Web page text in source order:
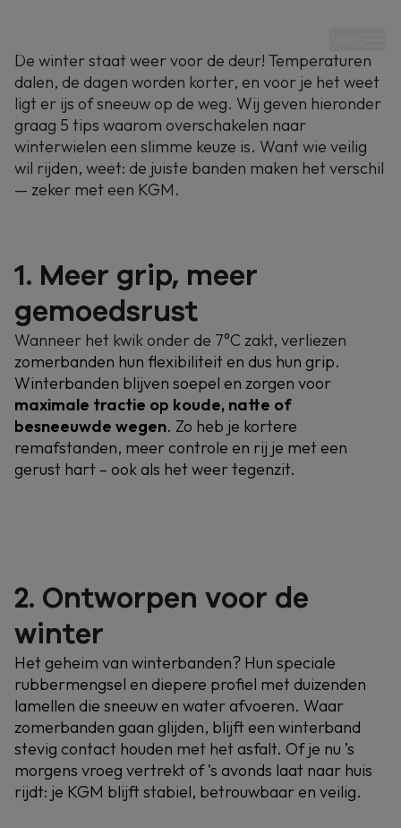
9-10-2025
Veilig de winter door
met KGM
Klaar voor elk weertype? Ontdek onze
winterwielensets en ga zorgeloos de weg op met
jouw KGM.
AUTOVAKANTIE ASSISTANCE
De winter staat weer voor de deur! Temperaturen
dalen, de dagen worden korter, en voor je het weet
ligt er ijs of sneeuw op de weg. Wij geven hieronder
graag 5 tips waarom overschakelen naar
winterwielen een slimme keuze is. Want wie veilig
wil rijden, weet: de juiste banden maken het verschil
— zeker met een KGM.
1. Meer grip, meer
gemoedsrust
Wanneer het kwik onder de 7°C zakt, verliezen
zomerbanden hun flexibiliteit en dus hun grip.
Winterbanden blijven soepel en zorgen voor
maximale tractie op koude, natte of
besneeuwde wegen. Zo heb je kortere
remafstanden, meer controle en rij je met een
gerust hart – ook als het weer tegenzit.
2. Ontworpen voor de
winter
Het geheim van winterbanden? Hun speciale
rubbermengsel en diepere profiel met duizenden
lamellen die sneeuw en water afvoeren. Waar
zomerbanden gaan glijden, blijft een winterband
stevig contact houden met het asfalt. Of je nu ’s
morgens vroeg vertrekt of ’s avonds laat naar huis
rijdt: je KGM blijft stabiel, betrouwbaar en veilig.